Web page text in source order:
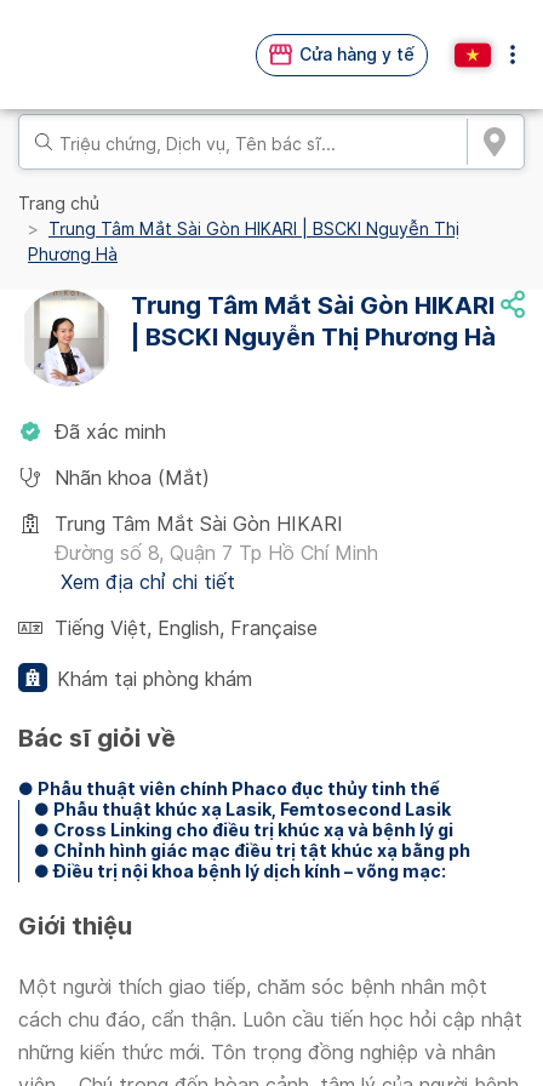
Cửa hàng y tế
Trang chủ
Trung Tâm Mắt Sài Gòn HIKARI | BSCKI Nguyễn Thị
Phương Hà
Trung Tâm Mắt Sài Gòn HIKARI
| BSCKI Nguyễn Thị Phương Hà
Đã xác minh
Nhãn khoa (Mắt)
Trung Tâm Mắt Sài Gòn HIKARI
Đường số 8, Quận 7 Tp Hồ Chí Minh
Xem địa chỉ chi tiết
Tiếng Việt, English, Française
Khám tại phòng khám
Bác sĩ giỏi về
● Phẫu thuật viên chính Phaco đục thủy tinh thể
● Phẫu thuật khúc xạ Lasik, Femtosecond Lasik
● Cross Linking cho điều trị khúc xạ và bệnh lý gi
● Chỉnh hình giác mạc điều trị tật khúc xạ bằng ph
● Điều trị nội khoa bệnh lý dịch kính – võng mạc:
Giới thiệu
Một người thích giao tiếp, chăm sóc bệnh nhân một
cách chu đáo, cẩn thận. Luôn cầu tiến học hỏi cập nhật
những kiến thức mới. Tôn trọng đồng nghiệp và nhân